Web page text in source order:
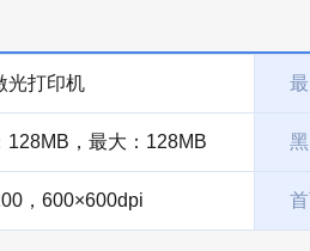
光打印机
128MB，最大：128MB
，600×600dpi